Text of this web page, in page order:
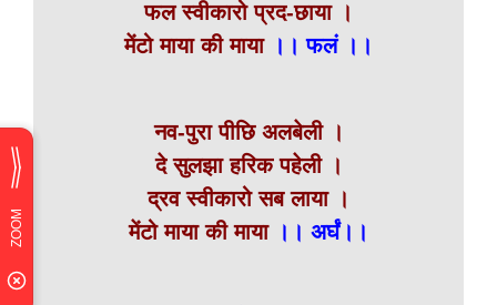
फल स्वीकारो प्रद-छाया ।
मेंटो माया की माया ।। फलं ।।
नव-पुरा पीछि अलबेली ।
दे सुलझा हरिक पहेली ।
द्रव स्वीकारो सब लाया ।
मेंटो माया की माया।। अर्घं।।